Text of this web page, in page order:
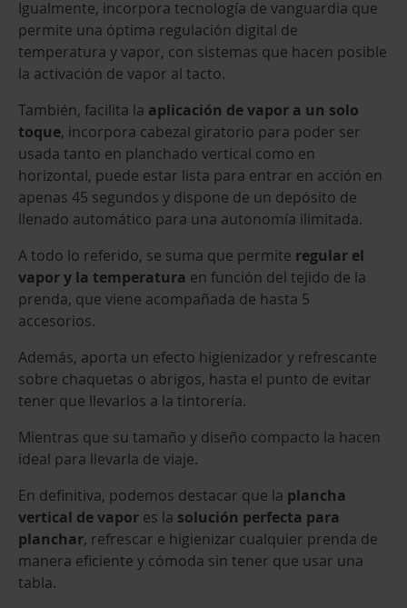
Igualmente, incorpora tecnología de vanguardia que
permite una óptima regulación digital de
temperatura y vapor, con sistemas que hacen posible
la activación de vapor al tacto.
También, facilita la aplicación de vapor a un solo
toque, incorpora cabezal giratorio para poder ser
usada tanto en planchado vertical como en
horizontal, puede estar lista para entrar en acción en
apenas 45 segundos y dispone de un depósito de
llenado automático para una autonomía ilimitada.
A todo lo referido, se suma que permite regular el
vapor y la temperatura en función del tejido de la
prenda, que viene acompañada de hasta 5
accesorios.
Además, aporta un efecto higienizador y refrescante
sobre chaquetas o abrigos, hasta el punto de evitar
tener que llevarlos a la tintorería.
Mientras que su tamaño y diseño compacto la hacen
ideal para llevarla de viaje.
En definitiva, podemos destacar que la plancha
vertical de vapor es la solución perfecta para
planchar, refrescar e higienizar cualquier prenda de
manera eficiente y cómoda sin tener que usar una
tabla.